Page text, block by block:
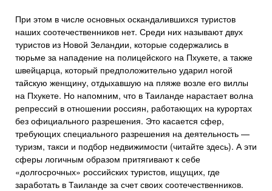
При этом в числе основных оскандалившихся туристов
наших соотечественников нет. Среди них называют двух
туристов из Новой Зеландии, которые содержались в
тюрьме за нападение на полицейского на Пхукете, а также
швейцарца, который предположительно ударил ногой
тайскую женщину, отдыхавшую на пляже возле его виллы
на Пхукете. Но напомним, что в Таиланде нарастает волна
репрессий в отношении россиян, работающих на курортах
без официального разрешения. Это касается сфер,
требующих специального разрешения на деятельность —
туризм, такси и подбор недвижимости (читайте здесь). А эти
сферы логичным образом притягивают к себе
«долгосрочных» российских туристов, ищущих, где
заработать в Таиланде за счет своих соотечественников.